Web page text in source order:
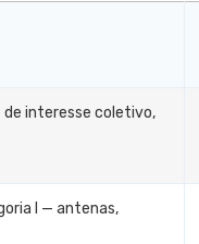
de interesse coletivo,
I — antenas,